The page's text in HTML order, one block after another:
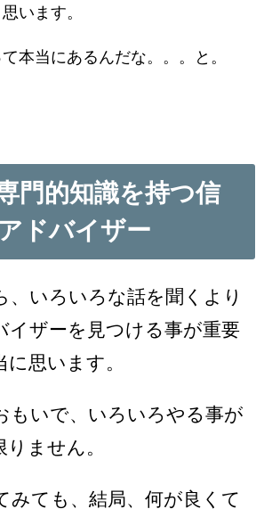
います。
本当にあるんだな。。。と。
門的知識を持つ信
ドバイザー
、いろいろな話を聞くより
イザーを見つける事が重要
思います。
もいで、いろいろやる事が
ません。
みても、結局、何が良くて